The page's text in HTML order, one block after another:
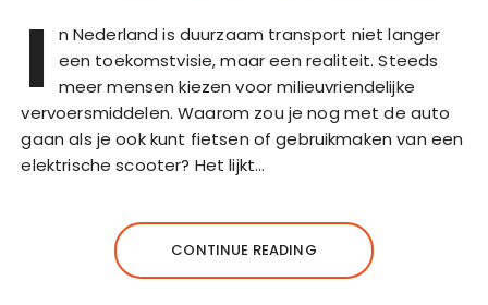
I
n Nederland is duurzaam transport niet langer
een toekomstvisie, maar een realiteit. Steeds
meer mensen kiezen voor milieuvriendelijke
vervoersmiddelen. Waarom zou je nog met de auto
gaan als je ook kunt fietsen of gebruikmaken van een
elektrische scooter? Het lijkt…
CONTINUE READING